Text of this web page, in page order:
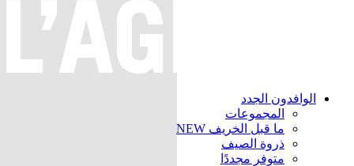
الوافدون الجدد
المجموعات
ما قبل الخريف NEW
ذروة الصيف
متوفر مجددًا